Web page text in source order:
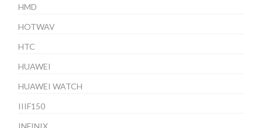
HMD
HOTWAV
HTC
HUAWEI
HUAWEI WATCH
IIIF150
INFINIX